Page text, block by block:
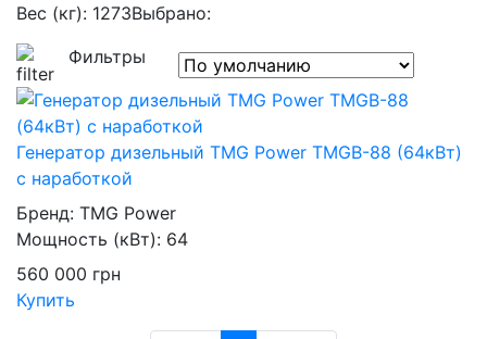
Вес (кг): 1273Выбрано:
Фильтры
Генератор дизельный TMG Power TMGB-88 (64кВт)
с наработкой
Бренд: TMG Power
Мощность (кВт): 64
560 000 грн
Купить